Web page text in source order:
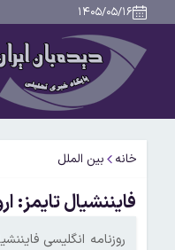
۱۴۰۵/۰۵/۱۶
خانه بین الملل
فایننشیال تایمز:
روزنامه انگلیسی